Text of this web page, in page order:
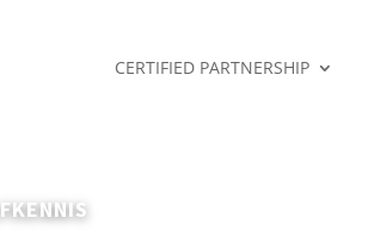
CERTIFIED PARTNERSHIP